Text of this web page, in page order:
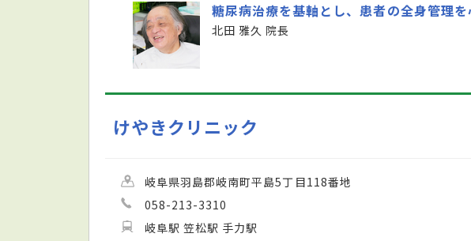
糖尿病治療を基軸とし、患者の全身管理を
北田 雅久 院長
けやきクリニック
岐阜県羽島郡岐南町平島5丁目118番地
058-213-3310
岐阜駅 笠松駅 手力駅